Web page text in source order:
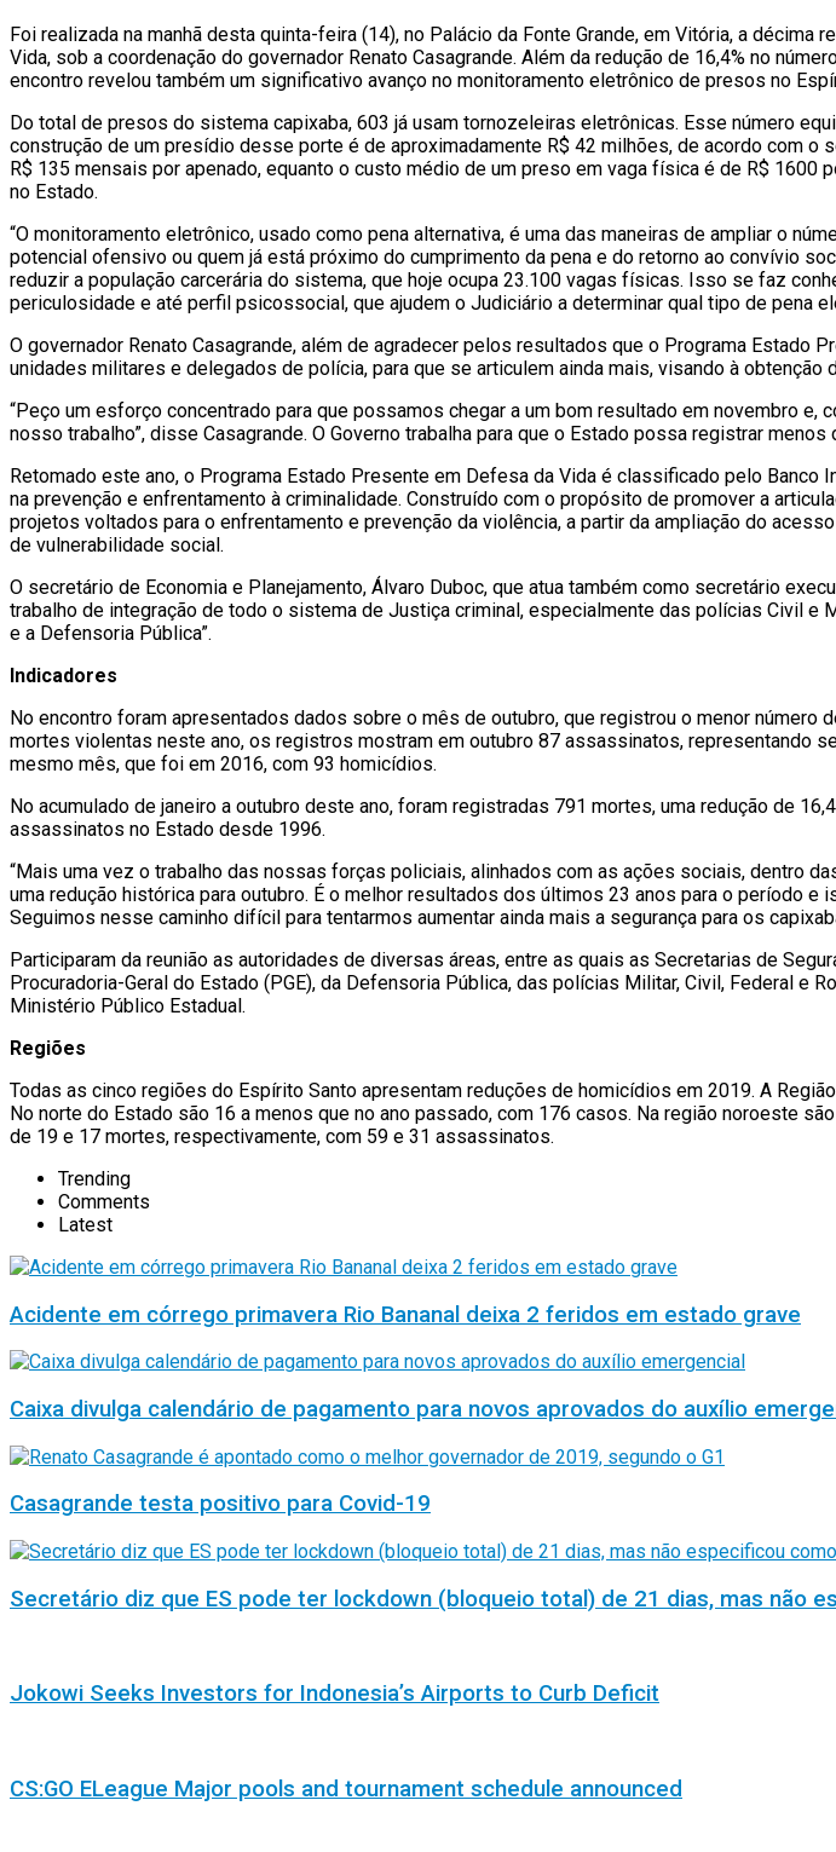
Foi realizada na manhã desta quinta-feira (14), no Palácio da Fonte Grande, em Vitória, a
Vida, sob a coordenação do governador Renato Casagrande. Além da redução de 16,4% no
encontro revelou também um significativo avanço no monitoramento eletrônico de presos no
Do total de presos do sistema capixaba, 603 já usam tornozeleiras eletrônicas. Esse número
construção de um presídio desse porte é de aproximadamente R$ 42 milhões, de acordo com
R$ 135 mensais por apenado, equanto o custo médio de um preso em vaga física é de R$
no Estado.
“O monitoramento eletrônico, usado como pena alternativa, é uma das maneiras de ampliar o
potencial ofensivo ou quem já está próximo do cumprimento da pena e do retorno ao convívio
reduzir a população carcerária do sistema, que hoje ocupa 23.100 vagas físicas. Isso se faz
periculosidade e até perfil psicossocial, que ajudem o Judiciário a determinar qual tipo de pena
O governador Renato Casagrande, além de agradecer pelos resultados que o Programa
unidades militares e delegados de polícia, para que se articulem ainda mais, visando à obtenção
“Peço um esforço concentrado para que possamos chegar a um bom resultado em novembro
nosso trabalho”, disse Casagrande. O Governo trabalha para que o Estado possa registrar
Retomado este ano, o Programa Estado Presente em Defesa da Vida é classificado pelo
na prevenção e enfrentamento à criminalidade. Construído com o propósito de promover a
projetos voltados para o enfrentamento e prevenção da violência, a partir da ampliação do
de vulnerabilidade social.
O secretário de Economia e Planejamento, Álvaro Duboc, que atua também como secretário
trabalho de integração de todo o sistema de Justiça criminal, especialmente das polícias Civil
e a Defensoria Pública”.
Indicadores
No encontro foram apresentados dados sobre o mês de outubro, que registrou o menor
mortes violentas neste ano, os registros mostram em outubro 87 assassinatos, representando
mesmo mês, que foi em 2016, com 93 homicídios.
No acumulado de janeiro a outubro deste ano, foram registradas 791 mortes, uma redução de
assassinatos no Estado desde 1996.
“Mais uma vez o trabalho das nossas forças policiais, alinhados com as ações sociais, dentro
uma redução histórica para outubro. É o melhor resultados dos últimos 23 anos para o período
Seguimos nesse caminho difícil para tentarmos aumentar ainda mais a segurança para os
Participaram da reunião as autoridades de diversas áreas, entre as quais as Secretarias de
Procuradoria-Geral do Estado (PGE), da Defensoria Pública, das polícias Militar, Civil, Federal e
Ministério Público Estadual.
Regiões
Todas as cinco regiões do Espírito Santo apresentam reduções de homicídios em 2019. A
No norte do Estado são 16 a menos que no ano passado, com 176 casos. Na região noroeste
de 19 e 17 mortes, respectivamente, com 59 e 31 assassinatos.
Trending
Comments
Latest
Acidente em córrego primavera Rio Bananal deixa 2 feridos em estado grave
Caixa divulga calendário de pagamento para novos aprovados do auxílio
Casagrande testa positivo para Covid-19
Secretário diz que ES pode ter lockdown (bloqueio total) de 21 dias, mas não
Jokowi Seeks Investors for Indonesia’s Airports to Curb Deficit
CS:GO ELeague Major pools and tournament schedule announced